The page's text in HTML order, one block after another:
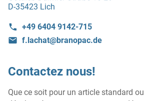
D-35423 Lich
+49 6404 9142-715
f.lachat@branopac.de
Contactez nous!
Que ce soit pour un article standard